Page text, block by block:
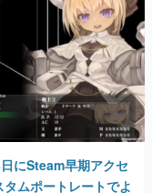
にSteam早期アクセ
タムポートレートでよ
2021年6月5日 公開